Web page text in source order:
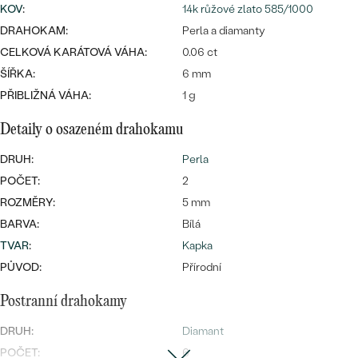
Nejprodávanější
snubní prsteny
DLE MATERIÁLU
ZLATO
PLATINA
STŘÍBRO
S DRAHOKAMY
S LAB-GROWN DIAMANTY
DLE STYLU
PERSONALIZOVANÉ
SYMBOLICKÉ
MINIMALISTICKÉ
PODLE PŘÍLEŽITOSTI
PODLE BARVY
Nejprodávanější
CENOVĚ DOSTUPNÉ
LUXUSNÍ
LUXUSNÍ
KOV:
14k růžové zlato 585/1000
DRAHOKAM:
Perla a diamanty
CELKOVÁ KARÁTOVÁ VÁHA:
0.06 ct
ŠÍŘKA:
6 mm
PŘIBLIŽNÁ VÁHA:
1 g
Detaily o osazeném drahokamu
DRUH:
Perla
POČET:
2
ROZMĚRY:
5 mm
BARVA:
Bílá
TVAR:
Kapka
PŮVOD:
Přírodní
Postranní drahokamy
DRUH:
Diamant
POČET:
6